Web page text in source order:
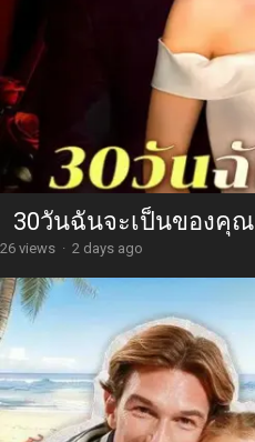
30วันฉันจะเป็นของคุณ
26 views · 2 days ago